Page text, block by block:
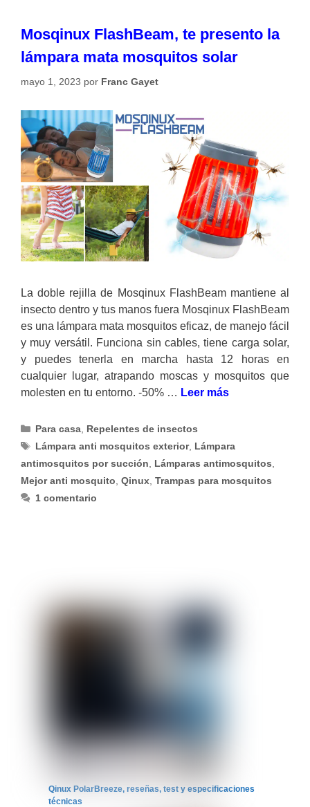
Mosqinux FlashBeam, te presento la
lámpara mata mosquitos solar
mayo 1, 2023 por Franc Gayet
La doble rejilla de Mosqinux FlashBeam mantiene al
insecto dentro y tus manos fuera Mosqinux FlashBeam
es una lámpara mata mosquitos eficaz, de manejo fácil
y muy versátil. Funciona sin cables, tiene carga solar,
y puedes tenerla en marcha hasta 12 horas en
cualquier lugar, atrapando moscas y mosquitos que
molesten en tu entorno. -50% … Leer más
Categorías
Para casa Repelentes de insectos
Etiquetas
Lámpara anti mosquitos exterior, Lámpara
antimosquitos por succión
Lámparas antimosquitos
Mejor anti mosquito Qinux Trampas para mosquitos
1 comentario
Qinux PolarBreeze, reseñas, test y especificaciones
técnicas